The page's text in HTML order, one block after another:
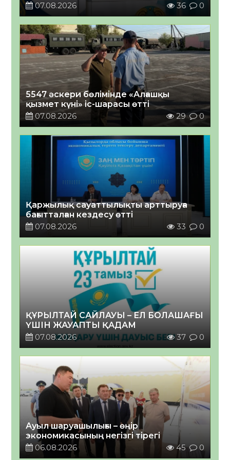
07.08.2026
36 0
5547 әскери бөлімінде «Алғашқы
қызмет күні» іс-шарасы өтті
07.08.2026
29 0
Қаржылық сауаттылықты арттыруға
бағытталған кездесу өтті
07.08.2026
33 0
ҚҰРЫЛТАЙ САЙЛАУЫ – ЕЛ БОЛАШАҒЫ
ҮШІН ЖАУАПТЫ ҚАДАМ
07.08.2026
37 0
Ауыл шаруашылығы – өңір
экономикасының негізгі тірегі
06.08.2026
45 0